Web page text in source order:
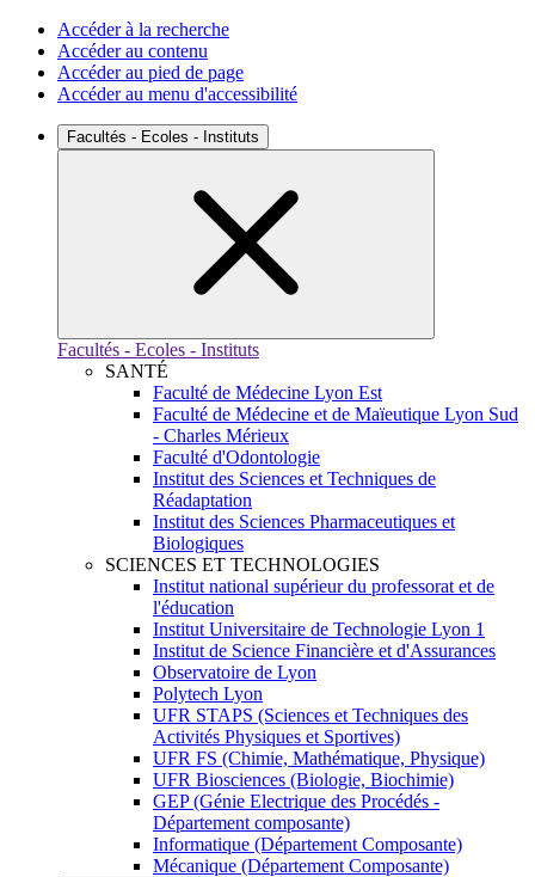
Accéder à la recherche
Accéder au contenu
Accéder au pied de page
Accéder au menu d'accessibilité
Facultés - Ecoles - Instituts
Facultés - Ecoles - Instituts
SANTÉ
Faculté de Médecine Lyon Est
Faculté de Médecine et de Maïeutique Lyon Sud
- Charles Mérieux
Faculté d'Odontologie
Institut des Sciences et Techniques de
Réadaptation
Institut des Sciences Pharmaceutiques et
Biologiques
SCIENCES ET TECHNOLOGIES
Institut national supérieur du professorat et de
l'éducation
Institut Universitaire de Technologie Lyon 1
Institut de Science Financière et d'Assurances
Observatoire de Lyon
Polytech Lyon
UFR STAPS (Sciences et Techniques des
Activités Physiques et Sportives)
UFR FS (Chimie, Mathématique, Physique)
UFR Biosciences (Biologie, Biochimie)
GEP (Génie Electrique des Procédés -
Département composante)
Informatique (Département Composante)
Mécanique (Département Composante)